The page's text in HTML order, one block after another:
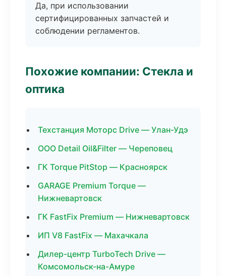
Да, при использовании
сертифицированных запчастей и
соблюдении регламентов.
Похожие компании: Стекла и
оптика
Техстанция Моторс Drive — Улан-Удэ
ООО Detail Oil&Filter — Череповец
ГК Torque PitStop — Красноярск
GARAGE Premium Torque —
Нижневартовск
ГК FastFix Premium — Нижневартовск
ИП V8 FastFix — Махачкала
Дилер-центр TurboTech Drive —
Комсомольск-на-Амуре